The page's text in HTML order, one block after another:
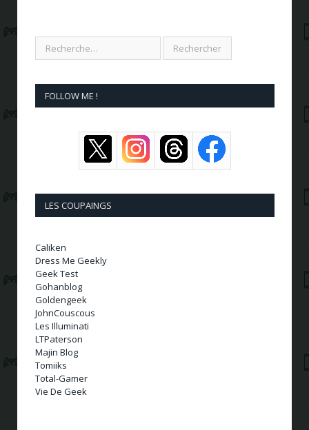
FOLLOW ME !
LES COUPAINGS
Caliken
Dress Me Geekly
Geek Test
Gohanblog
Goldengeek
JohnCouscous
Les Illuminati
LTPaterson
Majin Blog
Tomiiks
Total-Gamer
Vie De Geek